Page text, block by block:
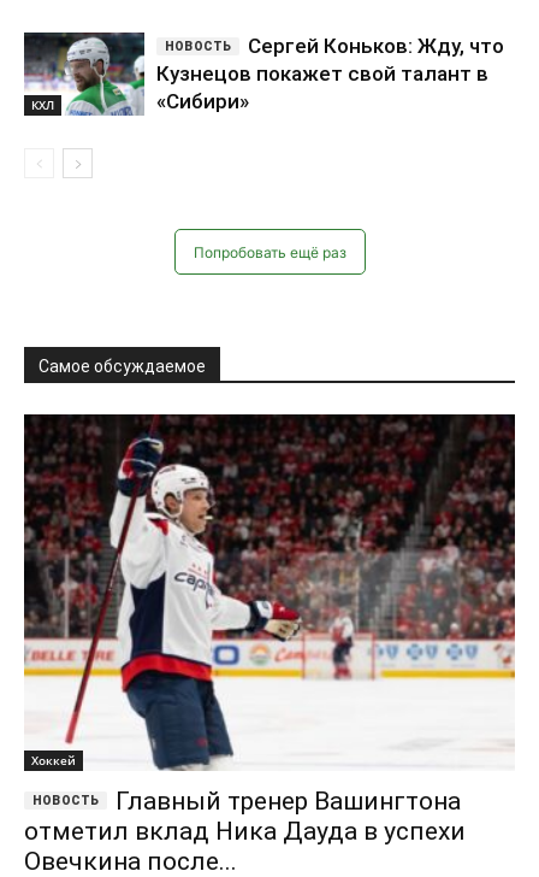
КХЛ
Сергей Коньков: Жду, что
Кузнецов покажет свой талант в
«Сибири»
Попробовать ещё раз
Самое обсуждаемое
Хоккей
Главный тренер Вашингтона
отметил вклад Ника Дауда в успехи
Овечкина после...